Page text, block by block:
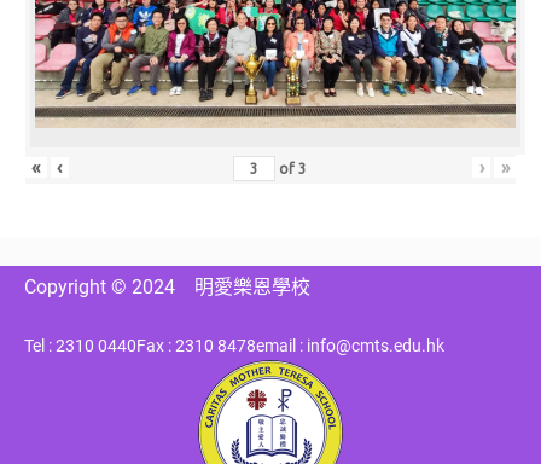
« ‹ of3 › »
Copyright © 2024 明愛樂恩學校
Tel : 2310 0440Fax : 2310 8478email : info@cmts.edu.hk